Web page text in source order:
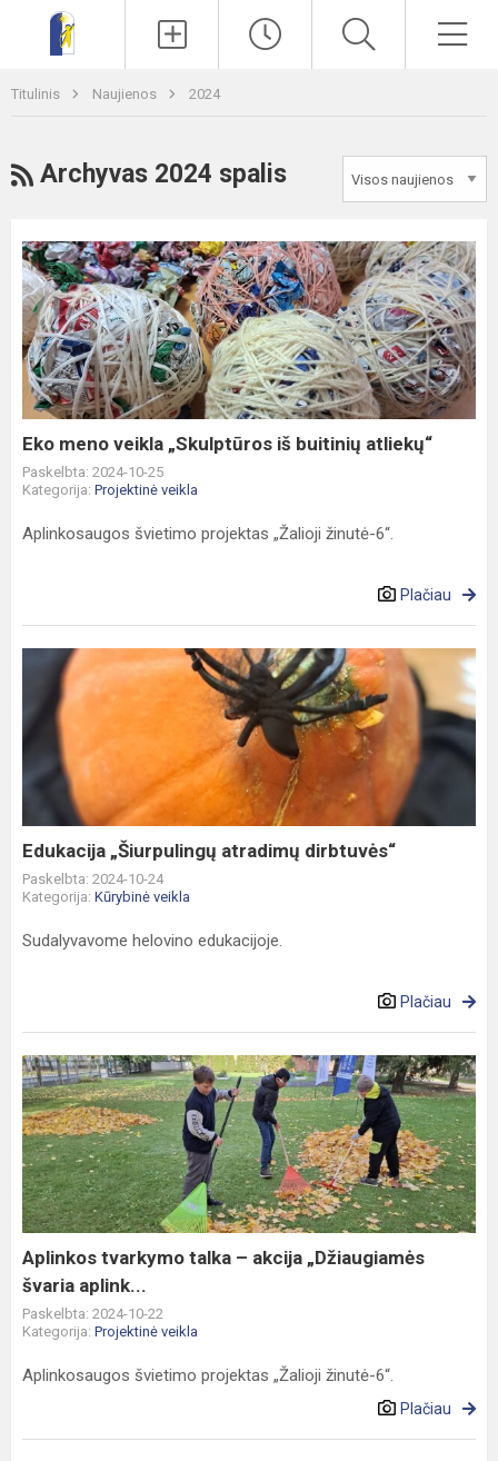
Titulinis Naujienos 2024
RSS
Archyvas 2024 spalis
Eko
meno
veikla
„Skulptūros
iš
buitinių
atliekų“
Eko meno veikla „Skulptūros iš buitinių atliekų“
Paskelbta: 2024-10-25
Kategorija: Projektinė veikla
Aplinkosaugos švietimo projektas „Žalioji žinutė-6“.
Plačiau
Edukacija
„Šiurpulingų
atradimų
dirbtuvės“
Edukacija „Šiurpulingų atradimų dirbtuvės“
Paskelbta: 2024-10-24
Kategorija: Kūrybinė veikla
Sudalyvavome helovino edukacijoje.
Plačiau
Aplinkos
tvarkymo
talka
–
akcija
„Džiaugiamės
švaria
aplink...
Aplinkos tvarkymo talka – akcija „Džiaugiamės
švaria aplink...
Paskelbta: 2024-10-22
Kategorija: Projektinė veikla
Aplinkosaugos švietimo projektas „Žalioji žinutė-6“.
Plačiau